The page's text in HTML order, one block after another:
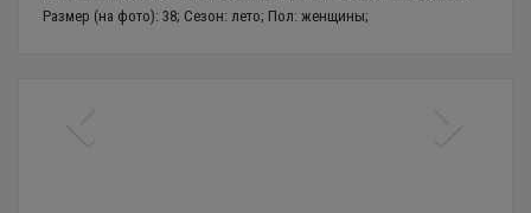
Размер (на фото): 38; Сезон: лето; Пол: женщины;